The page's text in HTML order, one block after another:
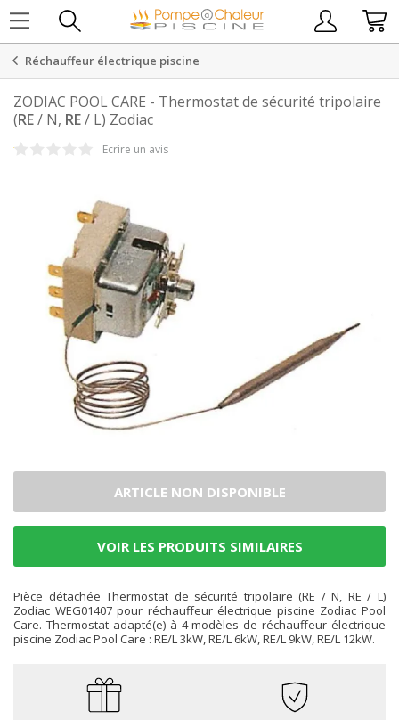
Réchauffeur électrique piscine
ZODIAC POOL CARE - Thermostat de sécurité tripolaire
(RE/ N, RE/ L) Zodiac
Ecrire un avis
ARTICLE NON DISPONIBLE
VOIR LES PRODUITS SIMILAIRES
Pièce détachée Thermostat de sécurité tripolaire (RE / N, RE / L)
Zodiac WEG01407 pour réchauffeur électrique piscine Zodiac Pool
Care. Thermostat adapté(e) à 4 modèles de réchauffeur électrique
piscine Zodiac Pool Care : RE/L 3kW, RE/L 6kW, RE/L 9kW, RE/L 12kW.